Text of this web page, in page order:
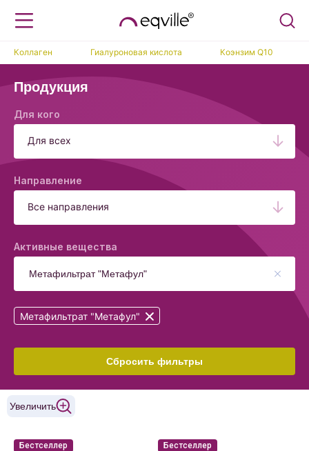
Коллаген Гиалуроновая кислота Коэнзим Q10
Продукция
Для кого
Для всех
Направление
Все направления
Активные вещества
Сбросить фильтры
Метафильтрат "Метафул"
Увеличить
Бестселлер Бестселлер